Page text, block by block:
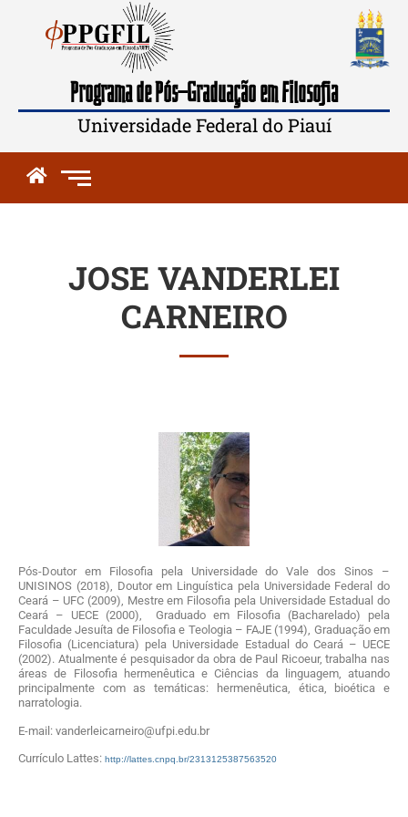
Programa de Pós-Graduação em Filosofia
Universidade Federal do Piauí
JOSE VANDERLEI
CARNEIRO
Pós-Doutor em Filosofia pela Universidade do Vale dos Sinos –
UNISINOS (2018), Doutor em Linguística pela Universidade Federal do
Ceará – UFC (2009), Mestre em Filosofia pela Universidade Estadual do
Ceará – UECE (2000), Graduado em Filosofia (Bacharelado) pela
Faculdade Jesuíta de Filosofia e Teologia – FAJE (1994), Graduação em
Filosofia (Licenciatura) pela Universidade Estadual do Ceará – UECE
(2002). Atualmente é pesquisador da obra de Paul Ricoeur, trabalha nas
áreas de Filosofia hermenêutica e Ciências da linguagem, atuando
principalmente com as temáticas: hermenêutica, ética, bioética e
narratologia.
E-mail: vanderleicarneiro@ufpi.edu.br
Currículo Lattes: http://lattes.cnpq.br/2313125387563520